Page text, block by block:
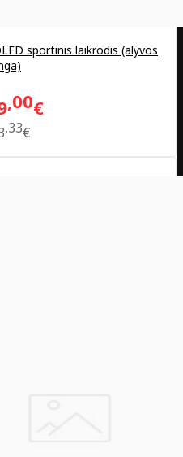
sportinis laikrodis (alyvos
00€
33€